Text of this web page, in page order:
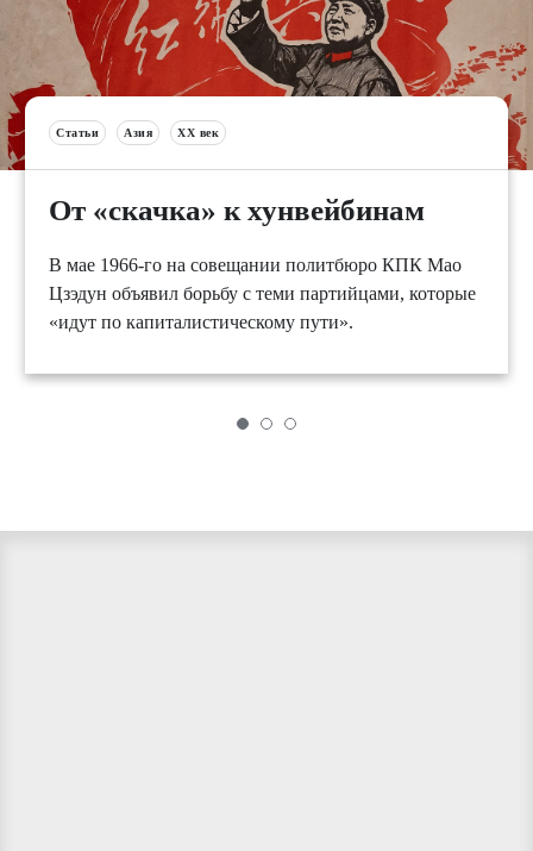
Статьи Азия XX век
От «скачка» к хунвейбинам
В мае 1966-го на совещании политбюро КПК Мао
Цзэдун объявил борьбу с теми партийцами, которые
«идут по капиталистическому пути».